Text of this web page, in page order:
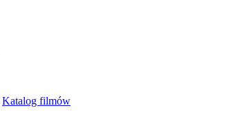
Katalog filmów